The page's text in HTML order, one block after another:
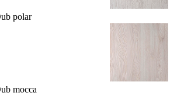
polar
mocca